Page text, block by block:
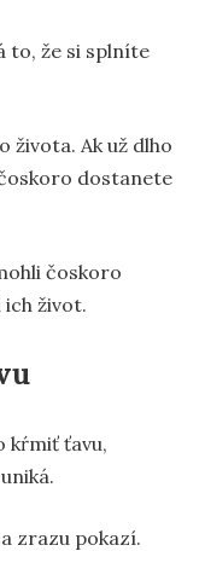
to, že si splníte
života. Ak už dlho
dostanete
čoskoro
život.
kŕmiť ťavu,
zrazu pokazí.